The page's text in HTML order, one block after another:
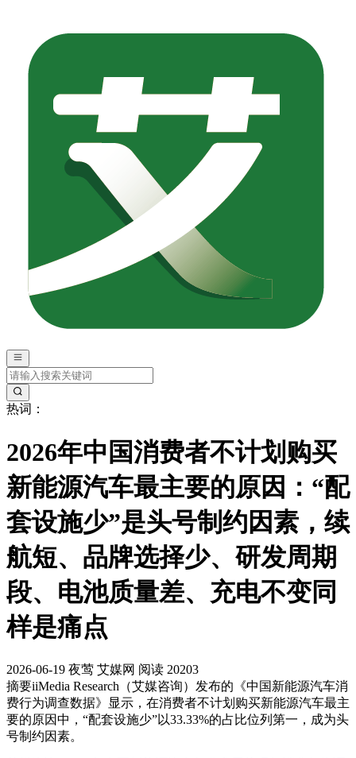
热词：
2026年中国消费者不计划购买
新能源汽车最主要的原因：“配
套设施少”是头号制约因素，续
航短、品牌选择少、研发周期
段、电池质量差、充电不变同
样是痛点
2026-06-19 夜莺 艾媒网 阅读 20203
摘要iiMedia Research（艾媒咨询）发布的《中国新能源汽车消
费行为调查数据》显示，在消费者不计划购买新能源汽车最主
要的原因中，“配套设施少”以33.33%的占比位列第一，成为头
号制约因素。